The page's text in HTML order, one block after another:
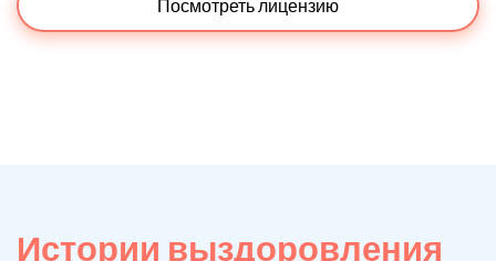
Посмотреть лицензию
Истории выздоровления